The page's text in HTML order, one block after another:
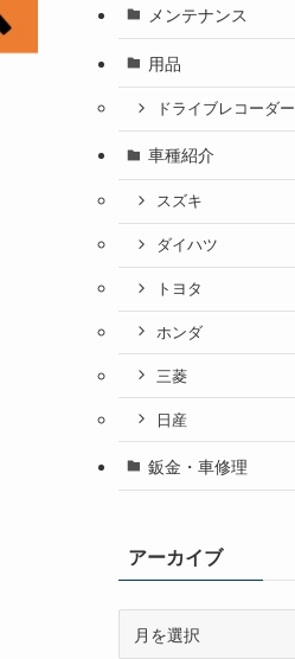
メンテナンス
用品
ドライブレコーダー
車種紹介
スズキ
ダイハツ
トヨタ
ホンダ
三菱
日産
鈑金・車修理
アーカイブ